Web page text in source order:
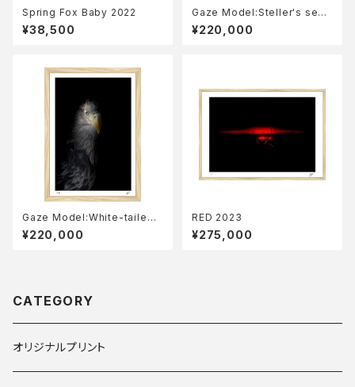
Spring Fox Baby 2022
¥38,500
Gaze Model:Steller's sea
eagle 2023
¥220,000
Gaze Model:White-tailed
eagle 2023
¥220,000
RED 2023
¥275,000
CATEGORY
オリジナルプリント